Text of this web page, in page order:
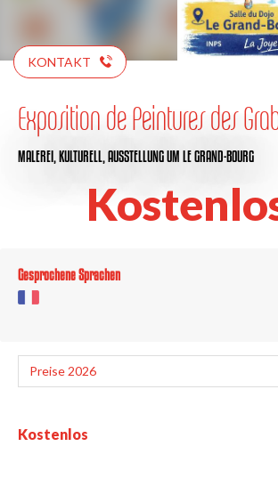
KONTAKT
Exposition de Peintures des
MALEREI, KULTURELL, AUSSTELLUNGUM LE GRAND-BOURG
Gesprochene Sprachen
Kostenlos